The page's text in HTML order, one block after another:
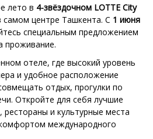
лето в 4-звёздочном LOTTE City
центре Ташкента. С 1 июня
специальным предложением
проживание.
отеле, где высокий уровень
и удобное расположение
отдых, прогулки по
Откройте для себя лучшие
и культурные места
международного